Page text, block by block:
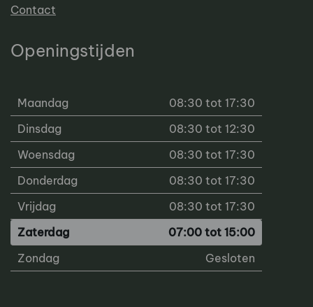
Contact
Openingstijden
Maandag
08:30 tot 17:30
Dinsdag
08:30 tot 12:30
Woensdag
08:30 tot 17:30
Donderdag
08:30 tot 17:30
Vrijdag
08:30 tot 17:30
Zaterdag
07:00 tot 15:00
Zondag
Gesloten